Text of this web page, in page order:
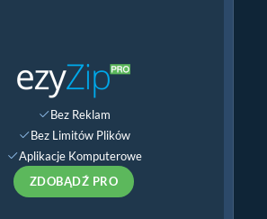
Bez Reklam
Bez Limitów Plików
Aplikacje Komputerowe
ZDOBĄDŹ PRO